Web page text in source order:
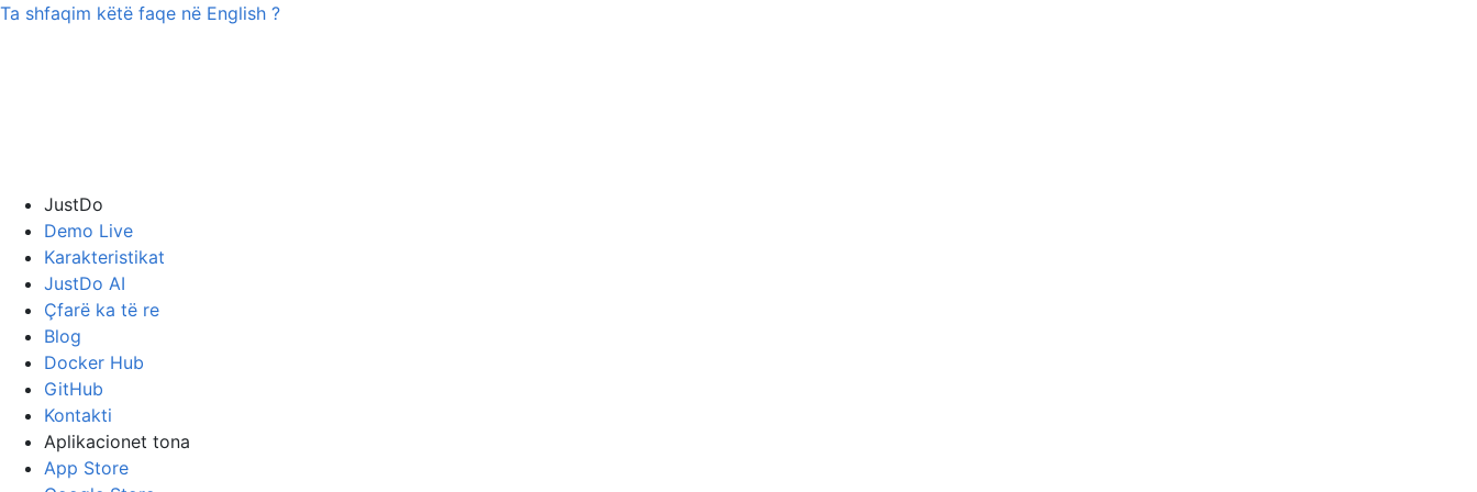
Ta shfaqim këtë faqe në English ?
JustDo
Demo Live
Karakteristikat
JustDo AI
Çfarë ka të re
Blog
Docker Hub
GitHub
Kontakti
Aplikacionet tona
App Store